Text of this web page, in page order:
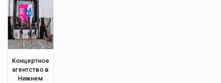
Концертное
агентство в
Нижнем